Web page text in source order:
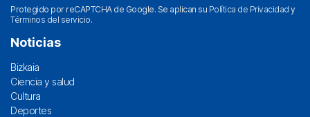
Protegido por reCAPTCHA de Google. Se aplican su Política de Privacidad y
Términos del servicio.
Noticias
Bizkaia
Ciencia y salud
Cultura
Deportes